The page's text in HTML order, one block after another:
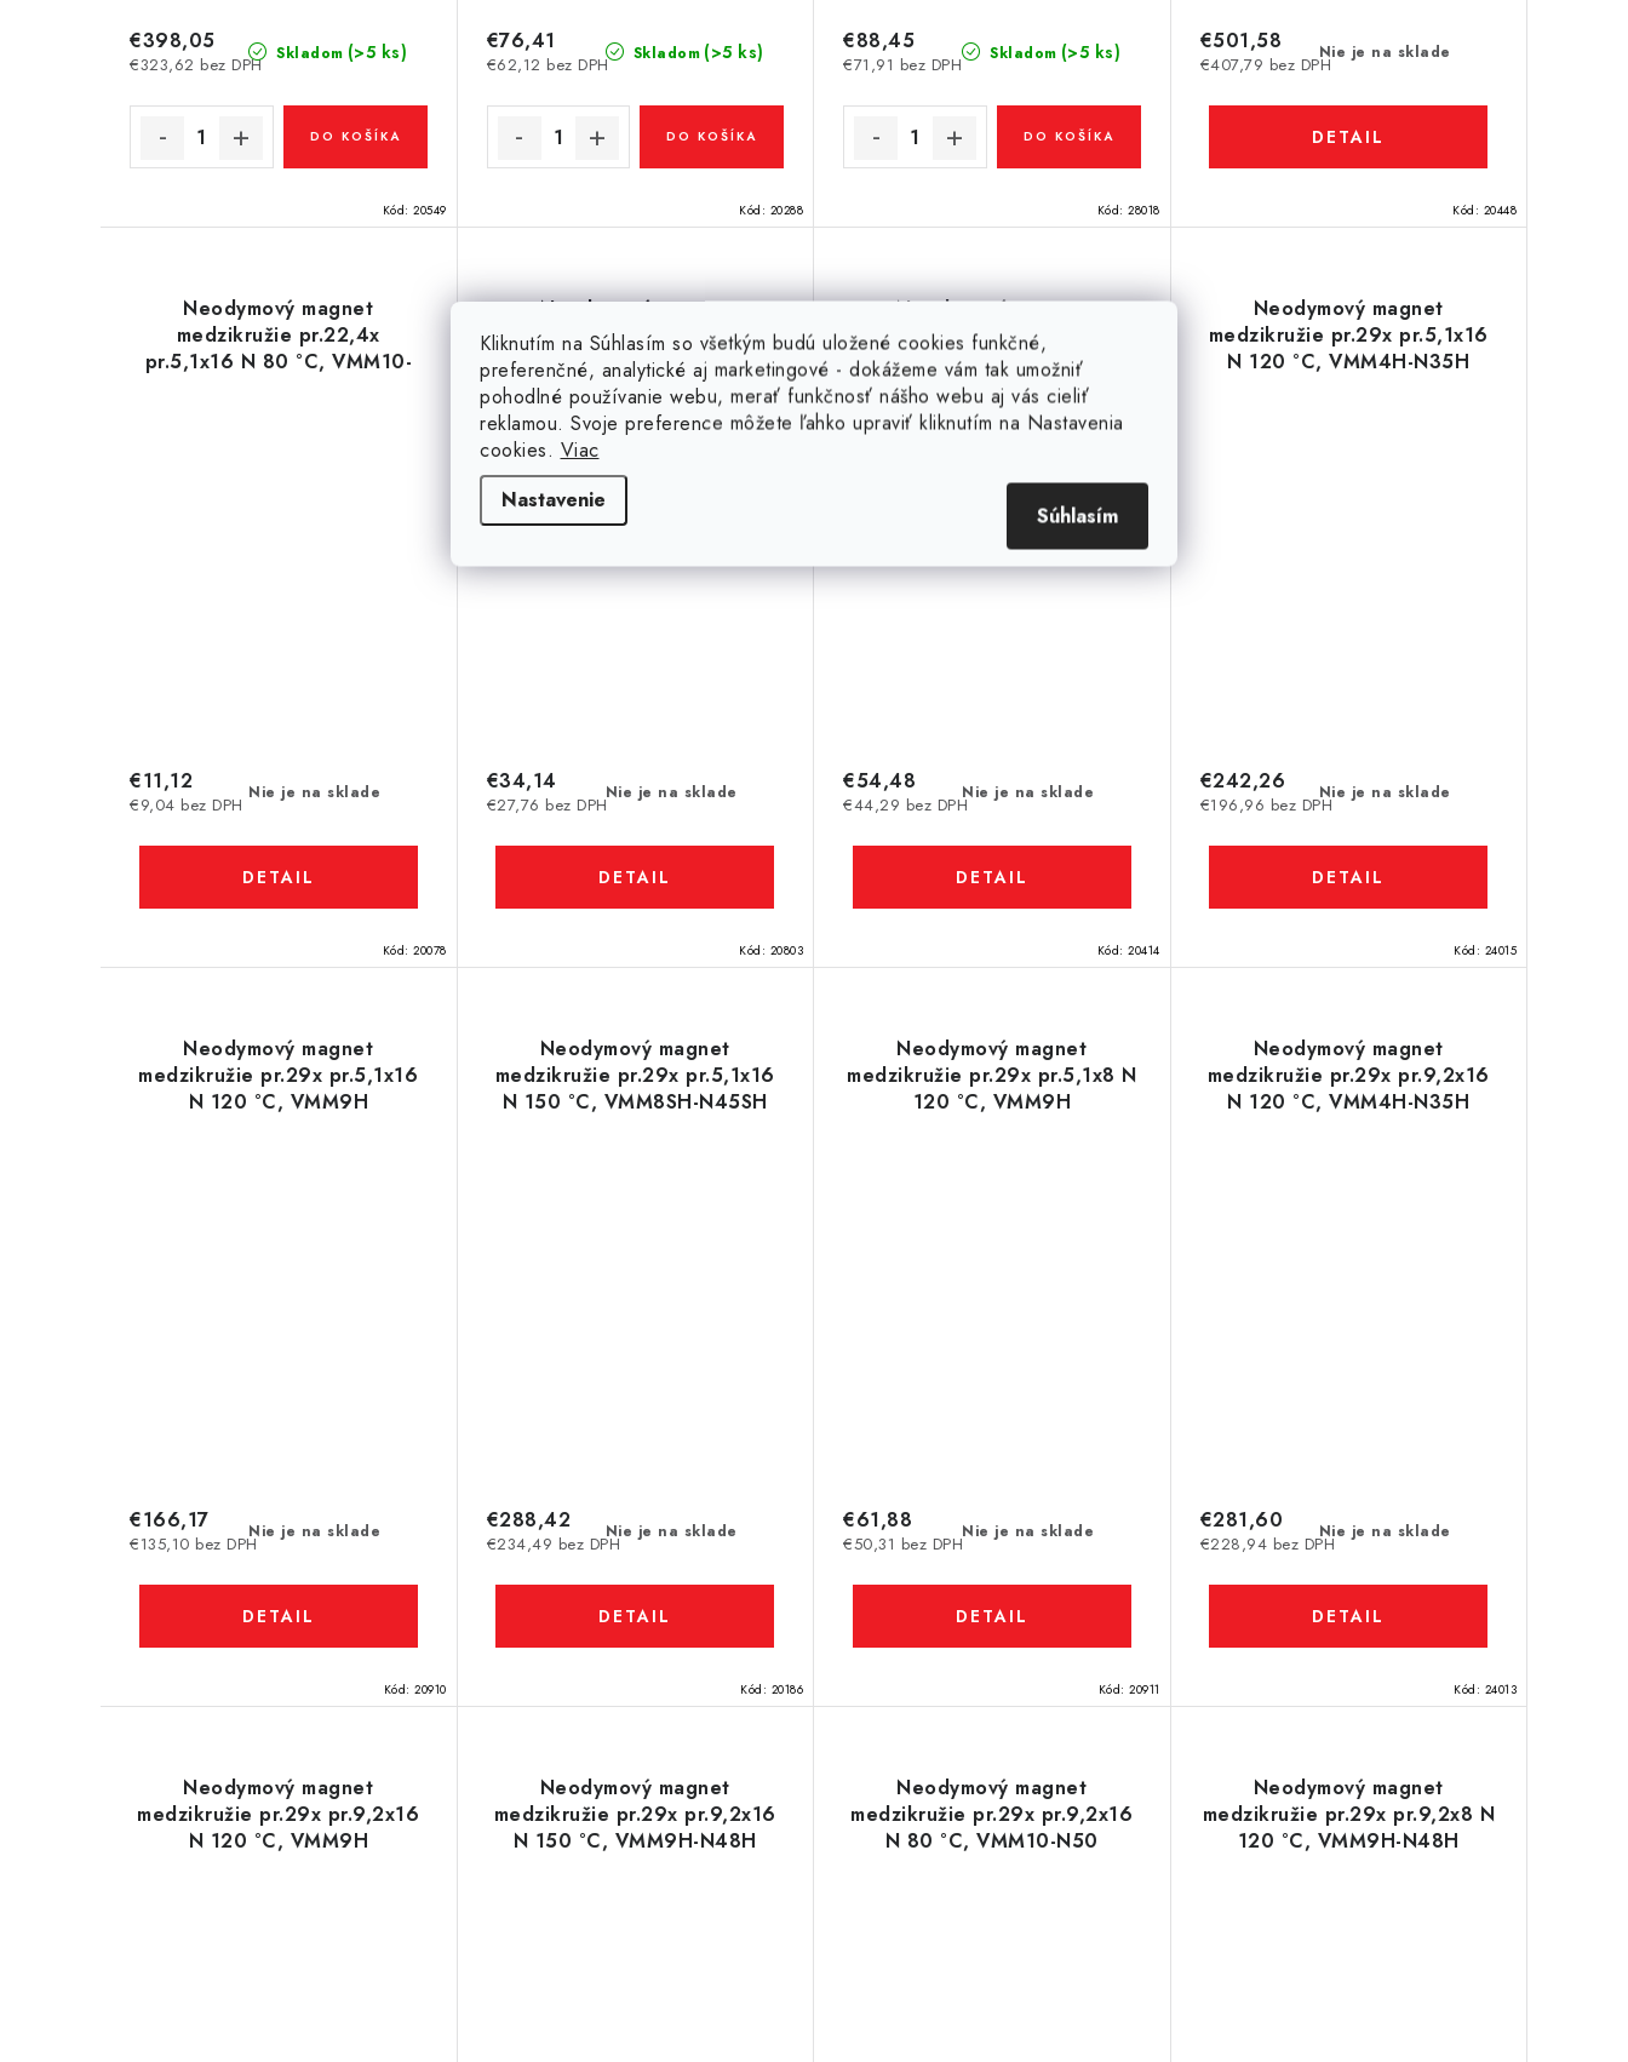
Kliknutím na Súhlasím so všetkým budú uložené cookies funkčné,
preferenčné, analytické aj marketingové - dokážeme vám tak umožniť
pohodlné používanie webu, merať funkčnosť nášho webu aj vás cieliť
reklamou. Svoje preference môžete ľahko upraviť kliknutím na Nastavenia
cookies. Viac
Nastavenie
Súhlasím
Skladom (>5 ks)
€323,62 bez DPH
€398,05
DO KOŠÍKA
Kód: 20549
Skladom (>5 ks)
€62,12 bez DPH
€76,41
DO KOŠÍKA
Kód: 20288
Skladom (>5 ks)
€71,91 bez DPH
€88,45
DO KOŠÍKA
Kód: 28018
Nie je na sklade
€407,79 bez DPH
€501,58
DETAIL
Kód: 20448
Neodymový magnet
medzikružie pr.22,4x
pr.5,1x16 N 80 °C, VMM10-
Nie je na sklade
€9,04 bez DPH
€11,12
DETAIL
Kód: 20078
Neodymový magnet
medzikružie pr.22x pr.6x30 N
150 °C, VMM8SH-N45SH
Nie je na sklade
€27,76 bez DPH
€34,14
DETAIL
Kód: 20803
Neodymový magnet
medzikružie pr.23x pr.8x25 N
80 °C, VMM4-N35
Nie je na sklade
€44,29 bez DPH
€54,48
DETAIL
Kód: 20414
Neodymový magnet
medzikružie pr.29x pr.5,1x16
N 120 °C, VMM4H-N35H
Nie je na sklade
€196,96 bez DPH
€242,26
DETAIL
Kód: 24015
Neodymový magnet
medzikružie pr.29x pr.5,1x16
N 120 °C, VMM9H
Nie je na sklade
€135,10 bez DPH
€166,17
DETAIL
Kód: 20910
Neodymový magnet
medzikružie pr.29x pr.5,1x16
N 150 °C, VMM8SH-N45SH
Nie je na sklade
€234,49 bez DPH
€288,42
DETAIL
Kód: 20186
Neodymový magnet
medzikružie pr.29x pr.5,1x8 N
120 °C, VMM9H
Nie je na sklade
€50,31 bez DPH
€61,88
DETAIL
Kód: 20911
Neodymový magnet
medzikružie pr.29x pr.9,2x16
N 120 °C, VMM4H-N35H
Nie je na sklade
€228,94 bez DPH
€281,60
DETAIL
Kód: 24013
Neodymový magnet
medzikružie pr.29x pr.9,2x16
N 120 °C, VMM9H
Neodymový magnet
medzikružie pr.29x pr.9,2x16
N 150 °C, VMM9H-N48H
Neodymový magnet
medzikružie pr.29x pr.9,2x16
N 80 °C, VMM10-N50
Neodymový magnet
medzikružie pr.29x pr.9,2x8 N
120 °C, VMM9H-N48H